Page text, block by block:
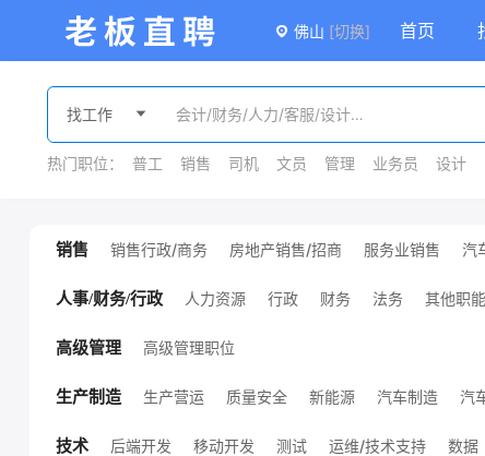
佛山 [切换] 首页
热门职位： 普工 销售 司机 文员 管理 业务员 设计
销售 销售行政/商务 房地产销售/招商 服务业销售
汽
医疗销售
销售管理 其他销售职位
人事/财务/行政 人力资源 行政 财务 法务 其他职
高级管理 高级管理职位
生产制造 生产营运 质量安全 新能源 汽车制造
汽
其他生产制造职位
环保 能源/地质
技术 后端开发 移动开发 测试 运维/技术支持
数据